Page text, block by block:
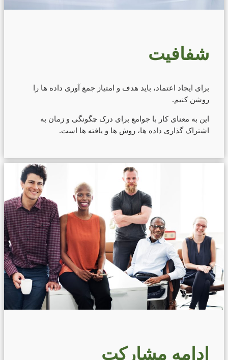
شفافیت
برای ایجاد اعتماد، باید هدف و امتیاز جمع آوری داده ها را
روشن کنیم.
این به معنای کار با جوامع برای درک چگونگی و زمان به
اشتراک گذاری داده ها، روش ها و یافته ها است.
ادامه مشارکت